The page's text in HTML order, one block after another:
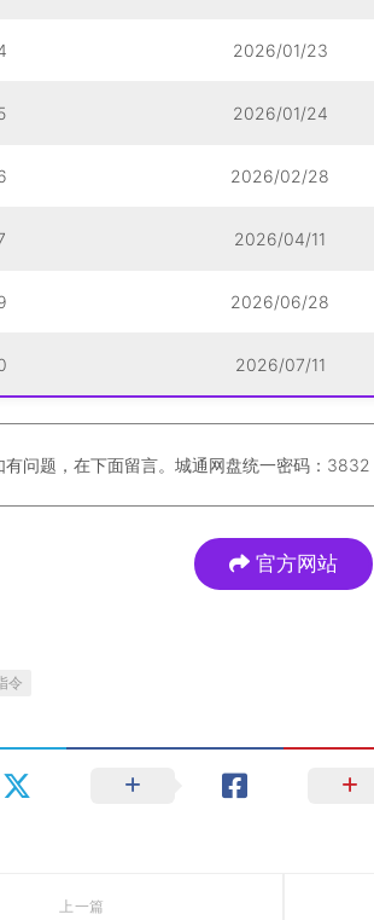
2026/01/23
2026/01/24
2026/02/28
2026/04/11
2026/06/28
2026/07/11
有问题，在下面留言。城通网盘统一密码：3832
官方网站
令
上一篇